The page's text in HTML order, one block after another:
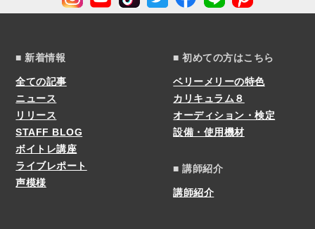
■ 新着情報
全ての記事
ニュース
リリース
STAFF BLOG
ボイトレ講座
ライブレポート
声模様
■ 初めての方はこちら
ベリーメリーの特色
カリキュラム８
オーディション・検定
設備・使用機材
■ 講師紹介
講師紹介